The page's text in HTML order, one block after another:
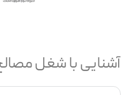
آشنایی با شغل